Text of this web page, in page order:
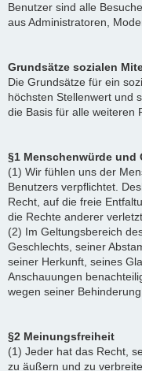
Benutzer sind alle
aus Administratoren,
Grundsätze sozialen
Die Grundsätze für ein
höchsten Stellenwert und
die Basis für alle weiteren
§1 Menschenwürde und
(1) Wir fühlen uns der
Benutzers verpflichtet.
Recht, auf die freie
die Rechte anderer
(2) Im Geltungsbereich
Geschlechts, seiner
seiner Herkunft, seines
Anschauungen
wegen seiner
§2 Meinungsfreiheit
(1) Jeder hat das Recht,
zu äußern und zu